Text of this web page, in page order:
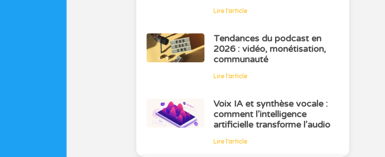
Lire l'article
Tendances du podcast en
2026 : vidéo, monétisation,
communauté
Lire l'article
Voix IA et synthèse vocale :
comment l’intelligence
artificielle transforme l’audio
Lire l'article